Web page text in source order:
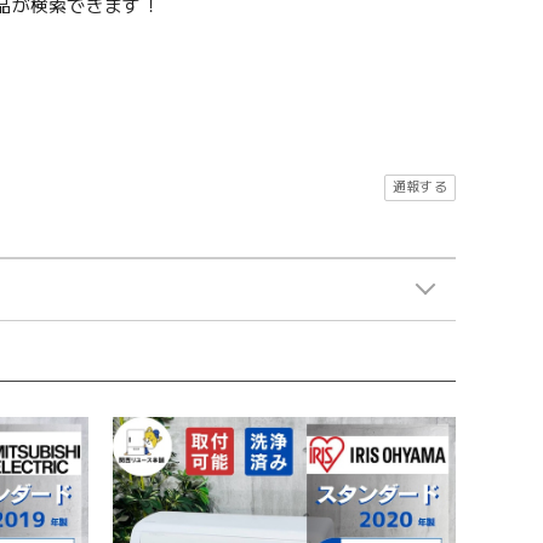
検索できます！
通報する